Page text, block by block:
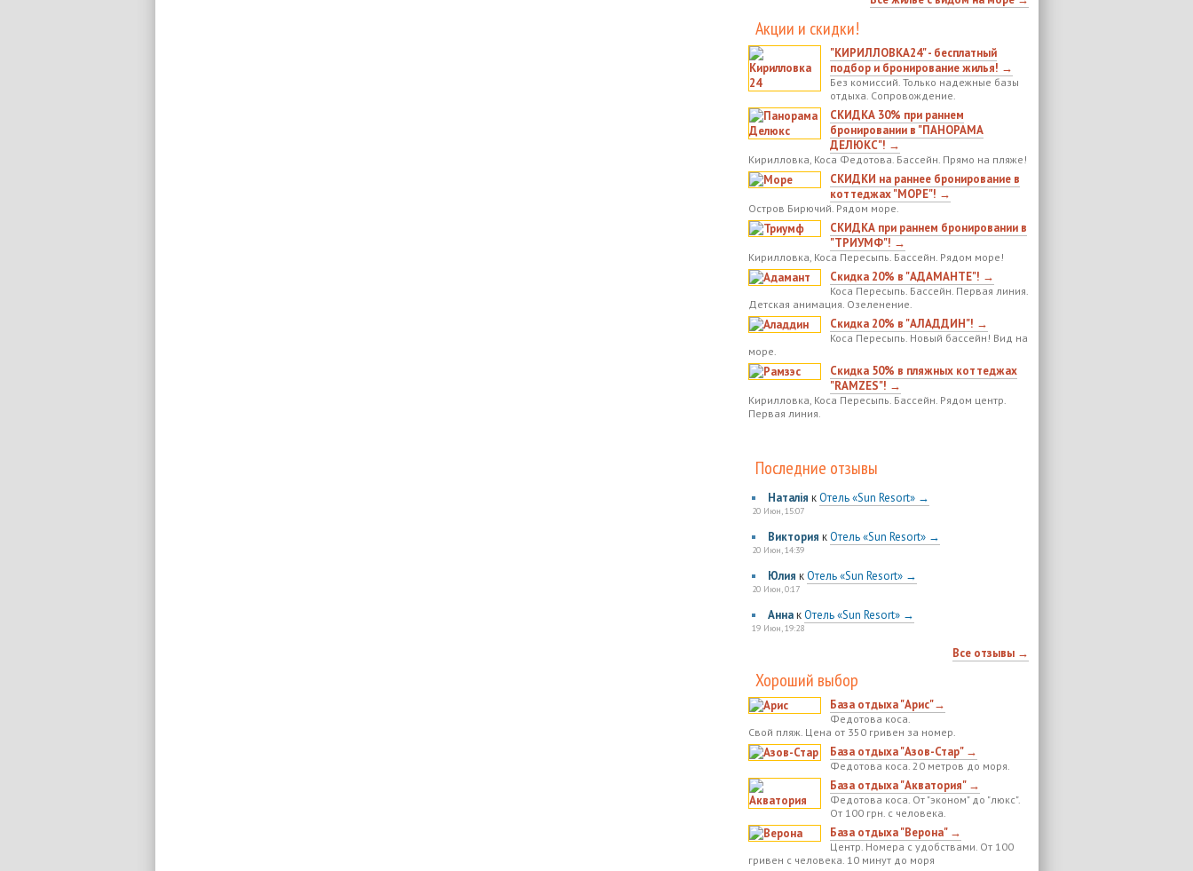
Акции и скидки!
"КИРИЛЛОВКА24" - бесплатный
подбор и бронирование жилья! →
Без комиссий. Только надежные базы
отдыха. Сопровождение.
СКИДКА 30% при раннем
бронировании в "ПАНОРАМА
ДЕЛЮКС"! →
Кирилловка, Коса Федотова. Бассейн. Прямо на пляже!
СКИДКИ на раннее бронирование в
коттеджах "МОРЕ"! →
Остров Бирючий. Рядом море.
СКИДКА при раннем бронировании в
"ТРИУМФ"! →
Кирилловка, Коса Пересыпь. Бассейн. Рядом море!
Скидка 20% в "АДАМАНТЕ"! →
Коса Пересыпь. Бассейн. Первая линия.
Детская анимация. Озеленение.
Скидка 20% в "АЛАДДИН"! →
Коса Пересыпь. Новый бассейн! Вид на
море.
Скидка 50% в пляжных коттеджах
"RAMZES"! →
Кирилловка, Коса Пересыпь. Бассейн. Рядом центр.
Первая линия.
Последние отзывы
Наталія кОтель «Sun Resort» →
20 Июн, 15:07
Виктория кОтель «Sun Resort» →
20 Июн, 14:39
Юлия кОтель «Sun Resort» →
20 Июн, 0:17
АннакОтель «Sun Resort» →
19 Июн, 19:28
Все отзывы →
Хороший выбор
База отдыха "Арис"→
Федотова коса.
Свой пляж. Цена от 350 гривен за номер.
База отдыха "Азов-Стар" →
Федотова коса. 20 метров до моря.
База отдыха "Акватория" →
Федотова коса. От "эконом" до "люкс".
От 100 грн. с человека.
База отдыха "Верона" →
Центр. Номера с удобствами. От 100
гривен с человека. 10 минут до моря